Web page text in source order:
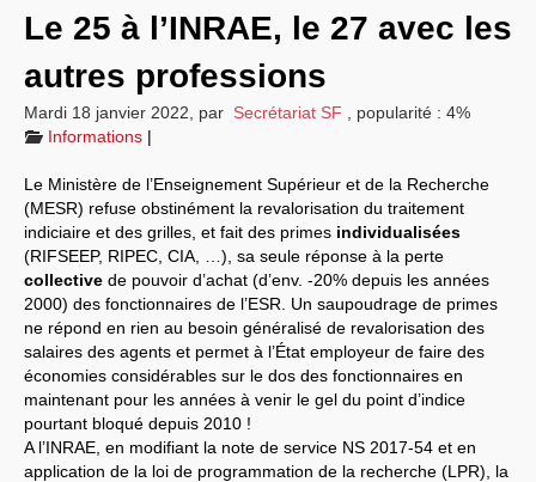
Le 25 à l’INRAE, le 27 avec les
autres professions
Mardi 18 janvier 2022 par Secrétariat SF
popularité : 4%
Informations |
Le Ministère de l’Enseignement Supérieur et de la Recherche
(MESR) refuse obstinément la revalorisation du traitement
indiciaire et des grilles, et fait des primes individualisées
(RIFSEEP, RIPEC, CIA, …), sa seule réponse à la perte
collective de pouvoir d’achat (d’env. -20% depuis les années
2000) des fonctionnaires de l’ESR. Un saupoudrage de primes
ne répond en rien au besoin généralisé de revalorisation des
salaires des agents et permet à l’État employeur de faire des
économies considérables sur le dos des fonctionnaires en
maintenant pour les années à venir le gel du point d’indice
pourtant bloqué depuis 2010 !
A l’INRAE, en modifiant la note de service NS 2017-54 et en
application de la loi de programmation de la recherche (LPR), la